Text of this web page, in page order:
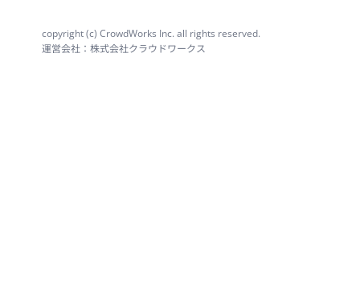
copyright (c) CrowdWorks Inc. all rights reserved.
運営会社：株式会社クラウドワークス